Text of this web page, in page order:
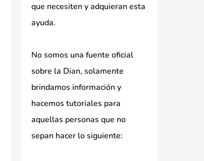
que necesiten y adquieran esta
ayuda.
No somos una fuente oficial
sobre la Dian, solamente
brindamos información y
hacemos tutoriales para
aquellas personas que no
sepan hacer lo siguiente: